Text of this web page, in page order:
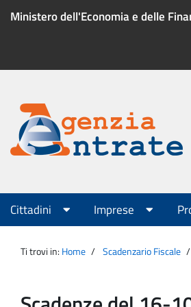
Ministero dell'Economia e delle
Menu
servizio
Agenzia
Entrate
Menu
principale
Cittadini Imprese
Ti trovi in: Home Scadenzario Fiscale